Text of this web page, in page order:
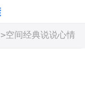
>空间经典说说心情